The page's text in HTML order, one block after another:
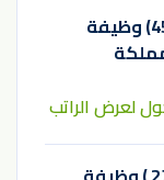
شركة النهدي الطبية تعلن (45) وظيفة
لعرض الراتب